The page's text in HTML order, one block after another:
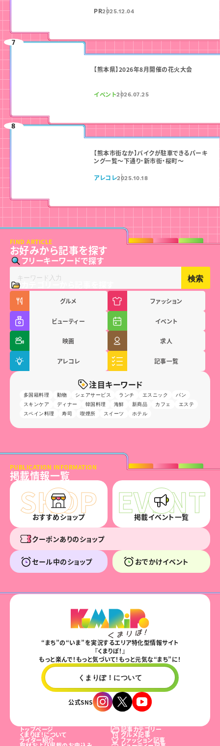
PR2025.12.04
【熊本県】2026年8月開催の花火大会
イベント2026.07.25
【熊本市街なか】バイクが駐車できるパーキ
ング一覧〜下通り・新市街・桜町〜
アレコレ2025.10.18
FIND ARTICLE
お好みから記事を探す
フリーキーワードで探す
検索
カテゴリーから記事を探す
グルメ ファッション
ビューティー イベント
映画 求人
アレコレ 記事一覧
注目キーワード
多国籍料理 動物 シェアサービス ランチ エスニック
パン
スキンケア
ディナー 韓国料理 海鮮 新商品 カフェ
エステ
スペイン料理
寿司 喫煙所 スイーツ ホテル
PUBLICATION INFORMATION
掲載情報一覧
おすすめショップ 掲載イベント一覧
クーポンありのショップ
セール中のショップ おでかけイベント
“まち”の“いま”を実況するエリア特化型情報サイト
『くまりぽ！』
もっと楽んで！もっと気づいて！もっと元気な“まち”に！
くまりぽ！について
公式SNS
トップページ 記事カテゴリー
くまりぽ！について グルメ記事
ライター紹介 ファッション記事